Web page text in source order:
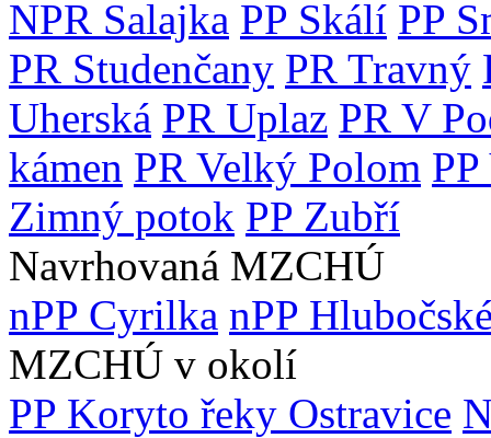
NPR Salajka PP Skálí PP
PR Studenčany PR Travný
Uherská PR Uplaz PR V
kámen PR Velký Polom
Zimný potok PP Zubří
Navrhovaná MZCHÚ
nPP Cyrilka nPP
MZCHÚ v okolí
PP Koryto řeky Ostravice